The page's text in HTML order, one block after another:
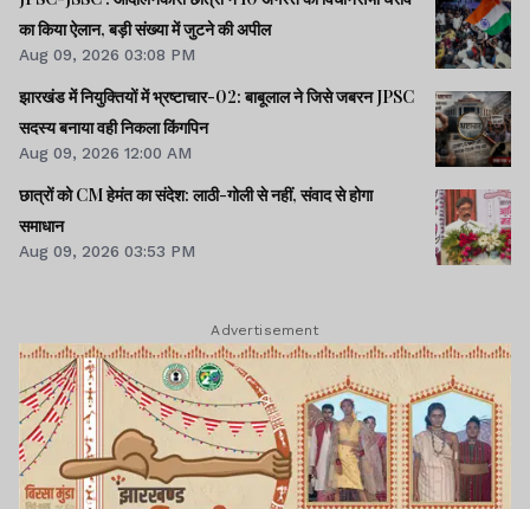
का किया ऐलान, बड़ी संख्या में जुटने की अपील
Aug 09, 2026 03:08 PM
झारखंड में नियुक्तियों में भ्रष्टाचार-02: बाबूलाल ने जिसे जबरन JPSC
सदस्य बनाया वही निकला किंगपिन
Aug 09, 2026 12:00 AM
छात्रों को CM हेमंत का संदेश: लाठी-गोली से नहीं, संवाद से होगा
समाधान
Aug 09, 2026 03:53 PM
Advertisement